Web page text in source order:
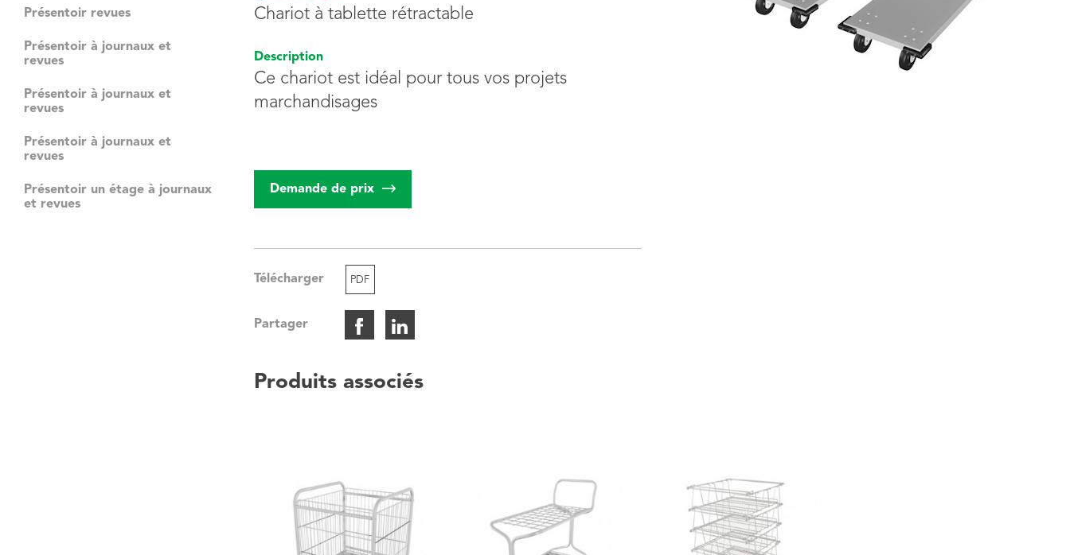
Présentoir revues
Présentoir à journaux et
revues
Présentoir à journaux et
revues
Présentoir à journaux et
revues
Présentoir un étage à journaux
et revues
Chariot à tablette rétractable
Description
Ce chariot est idéal pour tous vos projets
marchandisages
Demande de prix
Télécharger PDF
Partager
Produits associés